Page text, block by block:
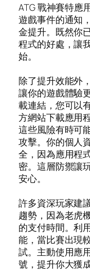
ATG 戰神賽特應
遊戲事件的通知
金提升。既然你
程式的好處，讓
始。
除了提升效能外
讓你的遊戲體驗
載連結，您可以
方網站下載應用
這些風險有時可
攻擊。你的個人
全，因為應用程
密。這層防禦讓
安心。
許多資深玩家建
趨勢，因為老虎
的支付時間。利
能，當比賽出現
試。主動使用應
號，提升你大獲